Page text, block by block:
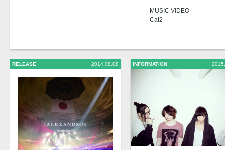
MUSIC VIDEO
Cat2
RELEASE 2014.08.08 INFORMATION